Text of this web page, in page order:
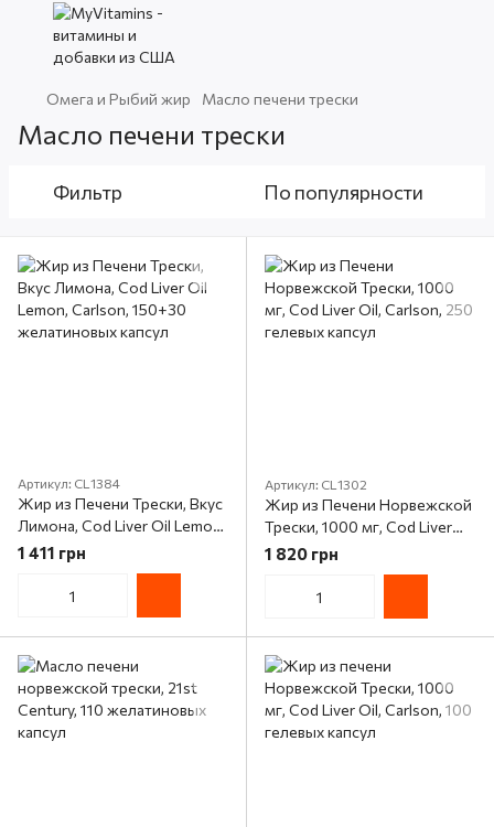
Омега и Рыбий жир Масло печени трески
Масло печени трески
Фильтр По популярности
Артикул: CL1384
Жир из Печени Трески, Вкус
Лимона, Cod Liver Oil Lemon,
Carlson, 150+30
желатиновых капсул
1 411 грн
Артикул: CL1302
Жир из Печени Норвежской
Трески, 1000 мг, Cod Liver
Oil, Carlson, 250 гелевых
1 820 грн